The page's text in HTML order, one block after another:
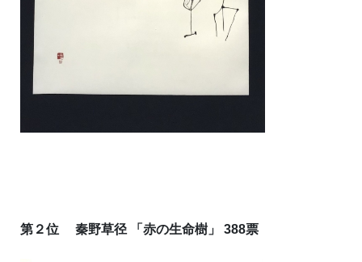
第２位 秦野草径 「赤の生命樹」 388票